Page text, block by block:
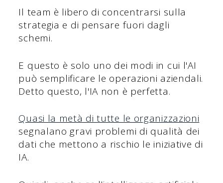
Il team è libero di concentrarsi sulla
strategia e di pensare fuori dagli
schemi.
E questo è solo uno dei modi in cui l'AI
può semplificare le operazioni aziendali.
Detto questo, l'IA non è perfetta.
Quasi la metà di tutte le organizzazioni
segnalano gravi problemi di qualità dei
dati che mettono a rischio le iniziative di
IA.